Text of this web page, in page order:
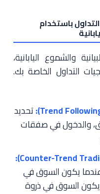
باستخدام
والشموع اليابانية،
التداول الخاصة بك.
تحديد
والدخول في صفقات
يكون السوق في
يكون السوق في ذروة